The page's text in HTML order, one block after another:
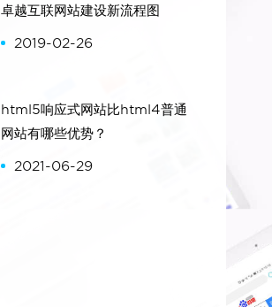
卓越互联网站建设新流程图
2019-02-26
html5响应式网站比html4普通
网站有哪些优势？
2021-06-29